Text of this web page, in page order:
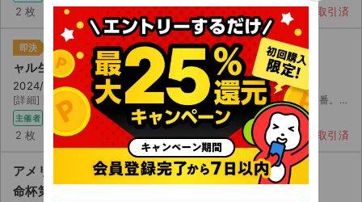
2 枚 取引済
即決
アメリカンフットボール日本選手権プルデンシ
ャル生命杯第 77 回ライスボウル
2024/01/03(水) 15:00 東京ドーム
[詳細] 塁側 ゲート 階 列 - 番の間。横も後ろも通路側の角席を含む連番。 入金後にメ...
主催者 電チケ
2 枚 取引済
アメリカンフットボール日本選手権プルデンシャル生
命杯第 77 回ライスボウル